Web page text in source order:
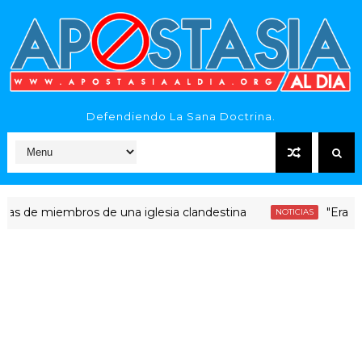
Defendiendo La Sana Doctrina.
miembros de una iglesia clandestina NOTICIAS "Era dinero